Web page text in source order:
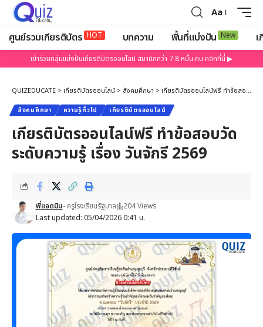
Aa
ศูนย์รวมเกียรติบัตร HOT บทความ พื้นที่แบ่งปัน New
เข้าร่วมกลุ่มแบ่งปันเกียรติบัตรออนไลน์ สมาชิกกว่า 7.8 หมื่น คน คลิกที่นี่ ▶
QUIZEDUCATE > เกียรติบัตรออนไลน์ > สังคมศึกษา > เกียรติบัตรออนไลน์ฟรี ทำข้อสอบวัดระดับความรู้ เรื่อง วันจักรี 2569
สังคมศึกษา ความรู้ทั่วไป เกียรติบัตรออนไลน์
เกียรติบัตรออนไลน์ฟรี ทำข้อสอบวัด
ระดับความรู้ เรื่อง วันจักรี 2569
Last updated: 05/04/2026 0:41 น.
พี่แอดมิน- ครูโรงเรียนรัฐบาล 204 Views